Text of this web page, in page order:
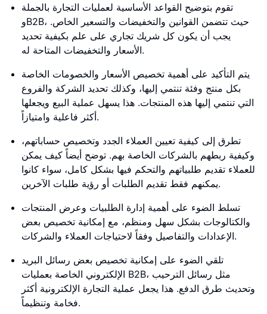
تقوم بتوضيح القواعد الأساسية لعمليات التجارة بالجملة
وB2B، حيث تتضمن القوانين والتخفيضات والتسعير الخاص.
يجب أن يكون كل شريك تجاري على علم بكيفية تحديد
الأسعار والتخفيضات المتاحة له.
يتم التأكيد على أهمية تخصيص الأسعار والخصومات الخاصة
بكل منتج وفئة تنتمي إليها، وكذلك تحديد الشركة والفروع
التي تنتمي إليها هذه المنتجات. هذا يسهل عملية البيع ويجعلها
أكثر فاعلية وامتيازاً.
تطرق إلى كيفية تعيين العملاء الجدد وتخصيص حساباتهم،
وكيفية ربطهم بالشركات الخاصة بهم. توضح أيضاً كيف يمكن
للعملاء تقديم طلبياتهم والتحكم فيها بشكل كامل، سواء كانوا
يمكنهم فقط تقديم الطلبات أو رؤية طلبات الآخرين.
تسلط الضوء على أهمية إدارة الطلبيات وعرض المنتجات
والكتالوجات بشكل سهل ومنظم، مع إمكانية تخصيص بعض
الإعدادات والتفاصيل وفقاً لاحتياجات العملاء والشركات.
تلقي الضوء على إمكانية تخصيص بعض رسائل البريد
الإلكتروني الخاصة بعمليات B2B، مثل رسائل الترحيب
وتحديث طرق الدفع. هذا يجعل عملية التجارة الإلكترونية أكثر
فخامة وتنظيماً.